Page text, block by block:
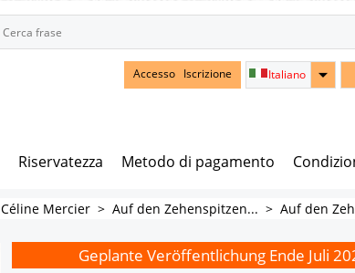
Italiano
Accesso Iscrizione
Riservatezza Metodo di pagamento
Céline Mercier > Auf den Zehenspitzen... > Auf den
Geplante Veröffentlichung Ende Juli